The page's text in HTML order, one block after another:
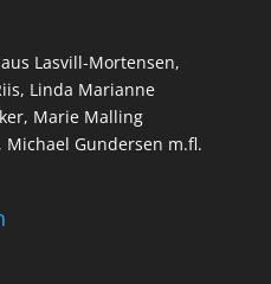
Lasvill-Mortensen,
Linda Marianne
Marie Malling
Gundersen m.fl.